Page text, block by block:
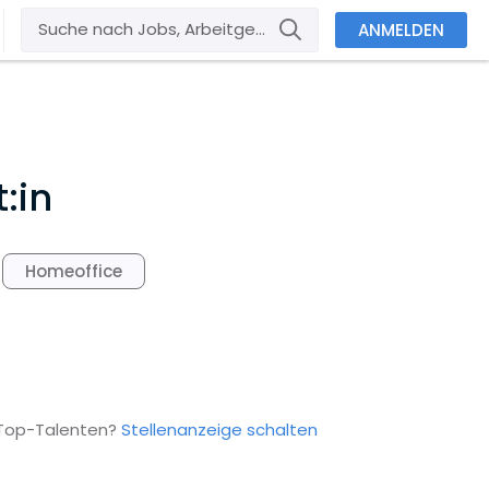
ANMELDEN
Homeoffice
Talenten? Stellenanzeige schalten